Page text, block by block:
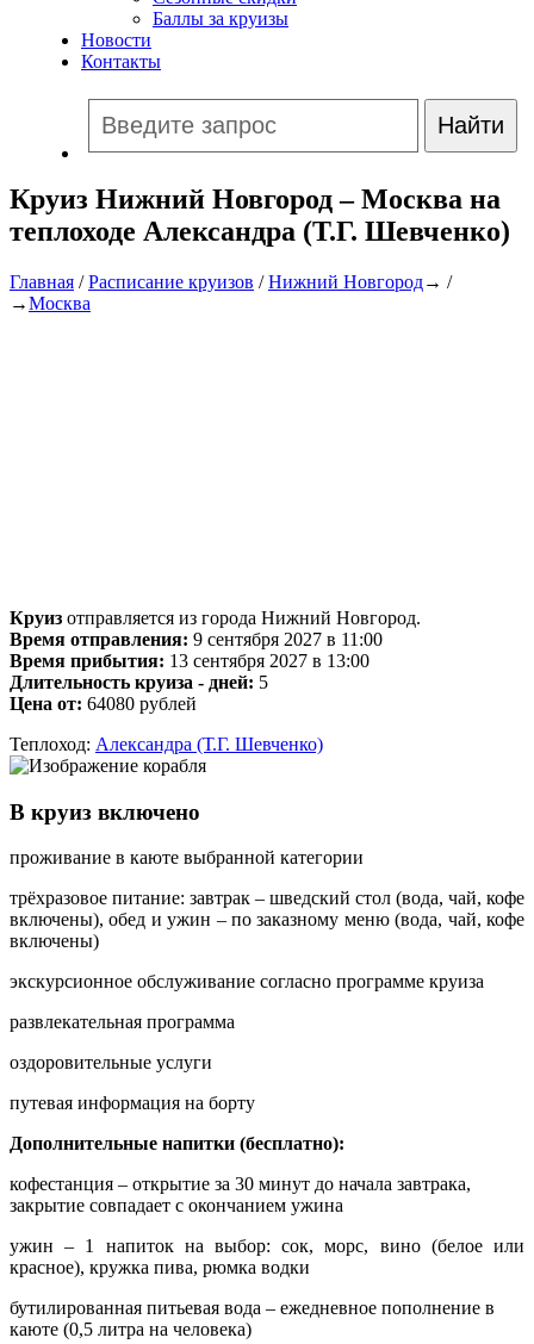
Баллы за круизы
Новости
Контакты
Круиз Нижний Новгород – Москва на
теплоходе Александра (Т.Г. Шевченко)
Главная /Расписание круизов /Нижний Новгород→ /
→Москва
Круиз отправляется из города Нижний Новгород.
Время отправления: 9 сентября 2027 в 11:00
Время прибытия: 13 сентября 2027 в 13:00
Длительность круиза - дней: 5
Цена от: 64080 рублей
Теплоход: Александра (Т.Г. Шевченко)
В круиз включено
проживание в каюте выбранной категории
трёхразовое питание: завтрак – шведский стол (вода, чай, кофе
включены), обед и ужин – по заказному меню (вода, чай, кофе
включены)
экскурсионное обслуживание согласно программе круиза
развлекательная программа
оздоровительные услуги
путевая информация на борту
Дополнительные напитки (бесплатно):
кофестанция – открытие за 30 минут до начала завтрака,
закрытие совпадает с окончанием ужина
ужин – 1 напиток на выбор: сок, морс, вино (белое или
красное), кружка пива, рюмка водки
бутилированная питьевая вода – ежедневное пополнение в
каюте (0,5 литра на человека)